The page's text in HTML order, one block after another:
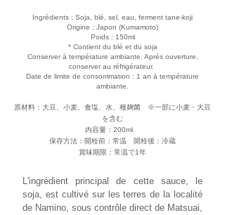
Ingrédients : Soja, blé, sel, eau, ferment tane-koji
Origine : Japon (Kumamoto)
Poids : 150ml
* Contient du blé et du soja
Conserver à température ambiante. Après ouverture,
conserver au réfrigérateur.
Date de limite de consommation : 1 an à température
ambiante.
原材料：大豆、小麦、食塩、水、種麹菌 ※一部に小麦・大豆
を含む
内容量：200ml
​保存方法： 開栓前：常温 開栓後：冷蔵
賞味期限：常温で1年
L'ingrédient principal de cette sauce, le
soja, est cultivé sur les terres de la localité
de Namino, sous contrôle direct de Matsuai,